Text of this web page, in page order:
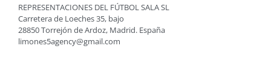
REPRESENTACIONES DEL FÚTBOL SALA SL
Carretera de Loeches 35, bajo
28850 Torrejón de Ardoz, Madrid. España
limones5agency@gmail.com